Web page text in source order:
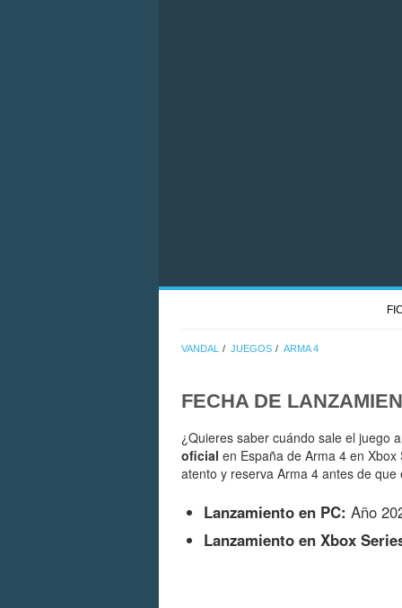
VANDAL JUEGOS ARMA 4
FECHA DE
¿Quieres saber cuándo sale el juego
oficial en España de Arma 4 en
atento y reserva Arma 4 antes de
Lanzamiento en PC: Año
Lanzamiento en Xbox